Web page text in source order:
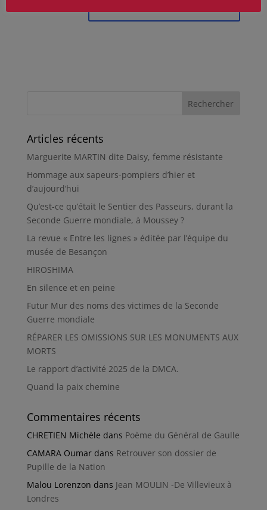
Articles récents
Marguerite MARTIN dite Daisy, femme résistante
Hommage aux sapeurs-pompiers d’hier et
d’aujourd’hui
Qu’est-ce qu’était le Sentier des Passeurs, durant la
Seconde Guerre mondiale, à Moussey ?
La revue « Entre les lignes » éditée par l’équipe du
musée de Besançon
HIROSHIMA
En silence et en peine
Futur Mur des noms des victimes de la Seconde
Guerre mondiale
RÉPARER LES OMISSIONS SUR LES MONUMENTS AUX
MORTS
Le rapport d’activité 2025 de la DMCA.
Quand la paix chemine
Commentaires récents
CHRETIEN Michèle dans Poème du Général de Gaulle
CAMARA Oumardans Retrouver son dossier de
Pupille de la Nation
Malou Lorenzon dans Jean MOULIN -De Villevieux à
Londres